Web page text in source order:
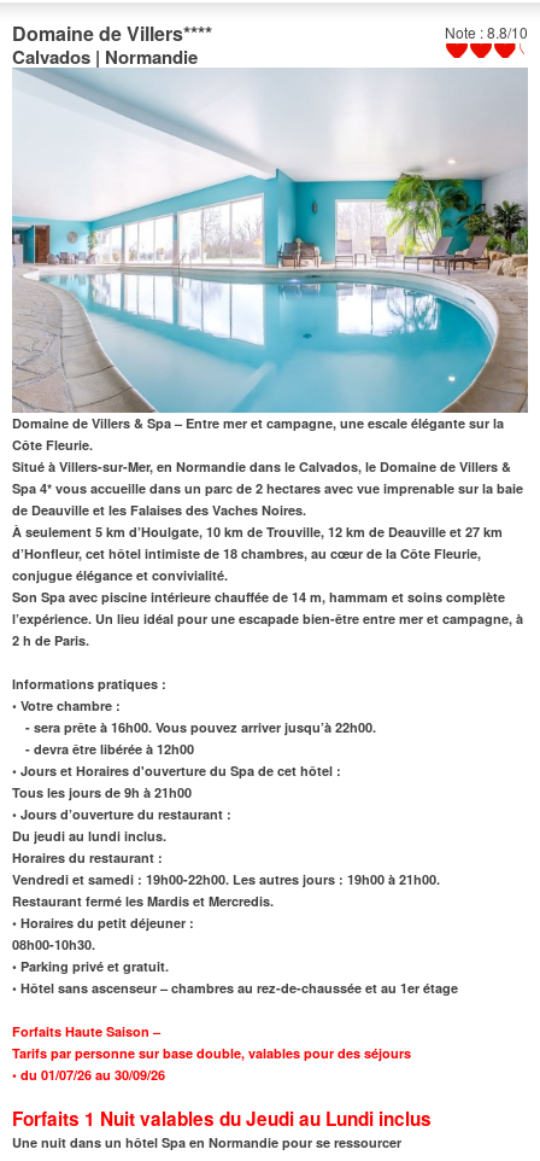
Note : 8.8/10
Domaine de Villers****
Calvados | Normandie
Domaine de Villers & Spa – Entre mer et campagne, une escale élégante sur la
Côte Fleurie.
Situé à Villers-sur-Mer, en Normandie dans le Calvados, le Domaine de Villers &
Spa 4* vous accueille dans un parc de 2 hectares avec vue imprenable sur la baie
de Deauville et les Falaises des Vaches Noires.
À seulement 5 km d’Houlgate, 10 km de Trouville, 12 km de Deauville et 27 km
d’Honfleur, cet hôtel intimiste de 18 chambres, au cœur de la Côte Fleurie,
conjugue élégance et convivialité.
Son Spa avec piscine intérieure chauffée de 14 m, hammam et soins complète
l’expérience. Un lieu idéal pour une escapade bien-être entre mer et campagne, à
2 h de Paris.
Informations pratiques :
• Votre chambre :
- sera prête à 16h00. Vous pouvez arriver jusqu’à 22h00.
- devra être libérée à 12h00
• Jours et Horaires d'ouverture du Spa de cet hôtel :
Tous les jours de 9h à 21h00
• Jours d’ouverture du restaurant :
Du jeudi au lundi inclus.
Horaires du restaurant :
Vendredi et samedi : 19h00-22h00. Les autres jours : 19h00 à 21h00.
Restaurant fermé les Mardis et Mercredis.
• Horaires du petit déjeuner :
08h00-10h30.
• Parking privé et gratuit.
• Hôtel sans ascenseur – chambres au rez-de-chaussée et au 1er étage
Forfaits Haute Saison –
Tarifs par personne sur base double, valables pour des séjours
• du 01/07/26 au 30/09/26
Forfaits 1 Nuit valables du Jeudi au Lundi inclus
Une nuit dans un hôtel Spa en Normandie pour se ressourcer